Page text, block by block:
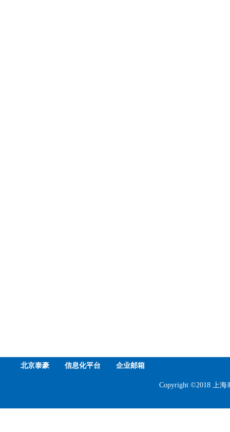
Copyright ©2018 上
北京泰豪 信息化平台 企业邮箱